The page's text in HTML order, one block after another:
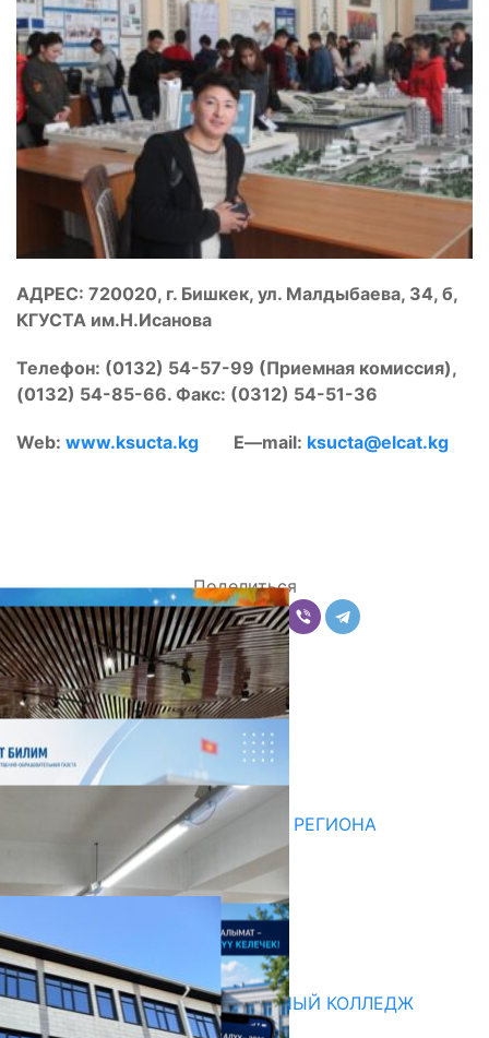
АДРЕС: 720020, г. Бишкек, ул. Малдыбаева, 34, б,
КГУСТА им.Н.Исанова
Телефон: (0132) 54-57-99 (Приемная комиссия),
(0132) 54-85-66. Факс: (0312) 54-51-36
Web: www.ksucta.kg E—mail: ksucta@elcat.kg
Поделиться
Комментарии
Последние новости
НЕДЕЛЯ В ОБЗОРЕ
07.08.2026
ДЛЯ МЕТОДИСТОВ ЮЖНОГО РЕГИОНА
НАЧАЛОСЬ ОБУЧЕНИЕ
05.08.2026
31.07.2026
Абитуриент
БИШКЕКСКИЙ УНИВЕРСАЛЬНЫЙ КОЛЛЕДЖ
17.07.2026